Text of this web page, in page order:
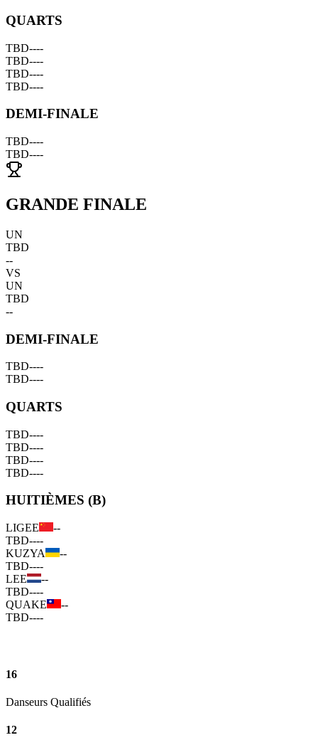
QUARTS
TBD----
TBD----
TBD----
TBD----
DEMI-FINALE
TBD----
TBD----
GRANDE FINALE
UN
TBD
--
VS
UN
TBD
--
DEMI-FINALE
TBD----
TBD----
QUARTS
TBD----
TBD----
TBD----
TBD----
HUITIÈMES (B)
LIGEE
--
TBD----
KUZYA
--
TBD----
LEE
--
TBD----
QUAKE
--
TBD----
16
Danseurs Qualifiés
12